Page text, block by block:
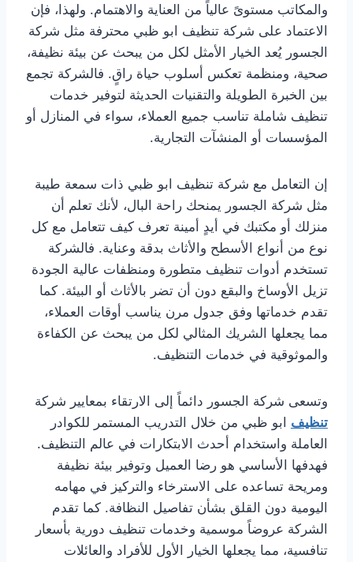
والمكاتب مستوىً عالياً من العناية والاهتمام. ولهذا، فإن
الاعتماد على شركة تنظيف ابو ظبي محترفة مثل شركة
الجسور يُعد الخيار الأمثل لكل من يبحث عن بيئة نظيفة،
صحية، ومنظمة تعكس أسلوب حياة راقٍ. فالشركة تجمع
بين الخبرة الطويلة والتقنيات الحديثة لتوفير خدمات
تنظيف شاملة تناسب جميع العملاء، سواء في المنازل أو
المؤسسات أو المنشآت التجارية.
إن التعامل مع شركة تنظيف ابو ظبي ذات سمعة طيبة
مثل شركة الجسور يمنحك راحة البال، لأنك تعلم أن
منزلك أو مكتبك في أيدٍ أمينة تعرف كيف تتعامل مع كل
نوع من أنواع الأسطح والأثاث بدقة وعناية. فالشركة
تستخدم أدوات تنظيف متطورة ومنظفات عالية الجودة
تزيل الأوساخ والبقع دون أن تضر بالأثاث أو البيئة. كما
تقدم خدماتها وفق جدول مرن يناسب أوقات العملاء،
مما يجعلها الشريك المثالي لكل من يبحث عن الكفاءة
والموثوقية في خدمات التنظيف.
وتسعى شركة الجسور دائماً إلى الارتقاء بمعايير شركة
تنظيف ابو ظبي من خلال التدريب المستمر للكوادر
العاملة واستخدام أحدث الابتكارات في عالم التنظيف.
فهدفها الأساسي هو رضا العميل وتوفير بيئة نظيفة
ومريحة تساعده على الاسترخاء والتركيز في مهامه
اليومية دون القلق بشأن تفاصيل النظافة. كما تقدم
الشركة عروضاً موسمية وخدمات تنظيف دورية بأسعار
تنافسية، مما يجعلها الخيار الأول للأفراد والعائلات